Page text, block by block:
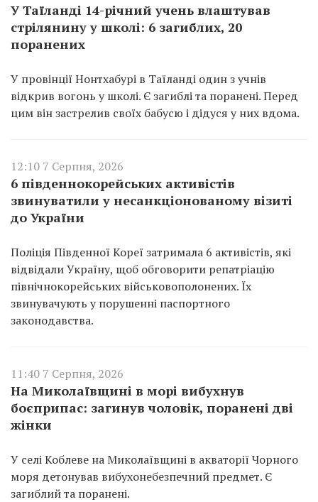
У Таїланді 14-річний учень влаштував
стрілянину у школі: 6 загиблих, 20
поранених
У провінції Нонтхабурі в Таїланді один з учнів
відкрив вогонь у школі. Є загиблі та поранені. Перед
цим він застрелив своїх бабусю і дідуся у них вдома.
12:10 7 Серпня, 2026
6 південнокорейських активістів
звинуватили у несанкціонованому візиті
до України
Поліція Південної Кореї затримала 6 активістів, які
відвідали Україну, щоб обговорити репатріацію
північнокорейських військовополонених. Їх
звинувачують у порушенні паспортного
законодавства.
11:40 7 Серпня, 2026
На Миколаївщині в морі вибухнув
боєприпас: загинув чоловік, поранені дві
жінки
У селі Коблеве на Миколаївщині в акваторії Чорного
моря детонував вибухонебезпечний предмет. Є
загиблий та поранені.